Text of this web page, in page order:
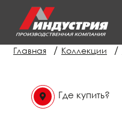
Главная / Коллекции /
Где купить?